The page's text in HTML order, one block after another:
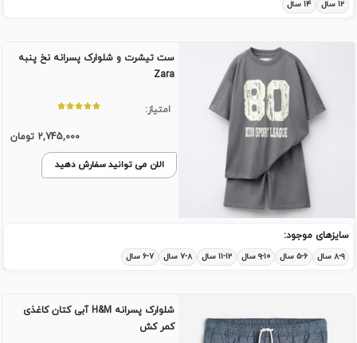
۱۲ سال ۱۴ سال
ست تیشرت و شلوارک پسرانه نخ پنبه
Zara
امتیاز:
2,745,000 تومان
الان می توانید سفارش دهید
سایزهای موجود:
۸-۹ سال ۵-۶ سال ۹-۱۰ سال ۱۱-۱۲ سال ۷-۸ سال ۶-۷ سال
شلوارک پسرانه H&M آبی کتان کاغذی
کمر کش